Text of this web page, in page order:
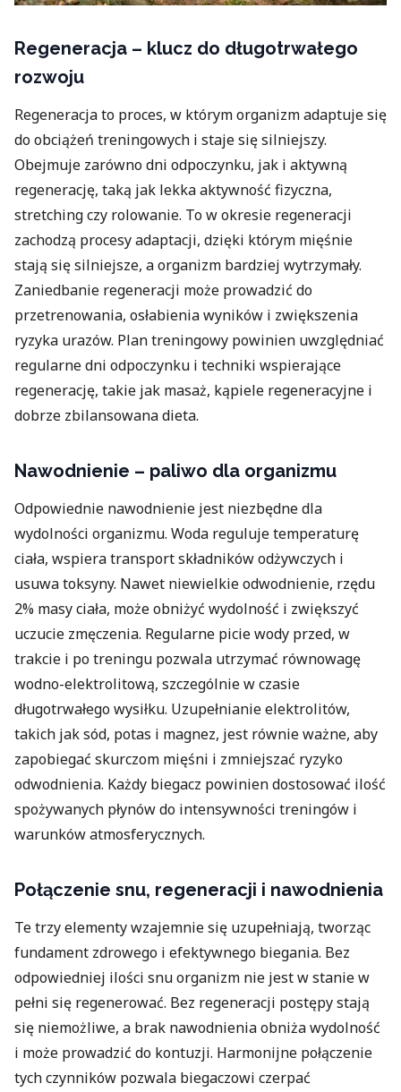
Regeneracja – klucz do długotrwałego
rozwoju
Regeneracja to proces, w którym organizm adaptuje się
do obciążeń treningowych i staje się silniejszy.
Obejmuje zarówno dni odpoczynku, jak i aktywną
regenerację, taką jak lekka aktywność fizyczna,
stretching czy rolowanie. To w okresie regeneracji
zachodzą procesy adaptacji, dzięki którym mięśnie
stają się silniejsze, a organizm bardziej wytrzymały.
Zaniedbanie regeneracji może prowadzić do
przetrenowania, osłabienia wyników i zwiększenia
ryzyka urazów. Plan treningowy powinien uwzględniać
regularne dni odpoczynku i techniki wspierające
regenerację, takie jak masaż, kąpiele regeneracyjne i
dobrze zbilansowana dieta.
Nawodnienie – paliwo dla organizmu
Odpowiednie nawodnienie jest niezbędne dla
wydolności organizmu. Woda reguluje temperaturę
ciała, wspiera transport składników odżywczych i
usuwa toksyny. Nawet niewielkie odwodnienie, rzędu
2% masy ciała, może obniżyć wydolność i zwiększyć
uczucie zmęczenia. Regularne picie wody przed, w
trakcie i po treningu pozwala utrzymać równowagę
wodno-elektrolitową, szczególnie w czasie
długotrwałego wysiłku. Uzupełnianie elektrolitów,
takich jak sód, potas i magnez, jest równie ważne, aby
zapobiegać skurczom mięśni i zmniejszać ryzyko
odwodnienia. Każdy biegacz powinien dostosować ilość
spożywanych płynów do intensywności treningów i
warunków atmosferycznych.
Połączenie snu, regeneracji i nawodnienia
Te trzy elementy wzajemnie się uzupełniają, tworząc
fundament zdrowego i efektywnego biegania. Bez
odpowiedniej ilości snu organizm nie jest w stanie w
pełni się regenerować. Bez regeneracji postępy stają
się niemożliwe, a brak nawodnienia obniża wydolność
i może prowadzić do kontuzji. Harmonijne połączenie
tych czynników pozwala biegaczowi czerpać